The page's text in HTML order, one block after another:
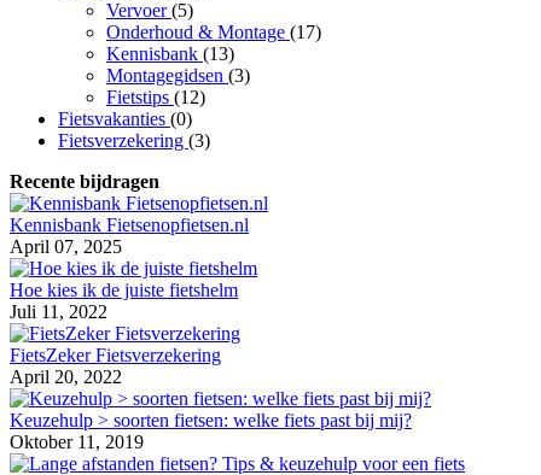
Vervoer(5)
Onderhoud & Montage (17)
Kennisbank (13)
Montagegidsen (3)
Fietstips (12)
Fietsvakanties (0)
Fietsverzekering (3)
Recente bijdragen
Kennisbank Fietsenopfietsen.nl
April 07, 2025
Hoe kies ik de juiste fietshelm
Juli 11, 2022
FietsZeker Fietsverzekering
April 20, 2022
Keuzehulp > soorten fietsen: welke fiets past bij mij?
Oktober 11, 2019